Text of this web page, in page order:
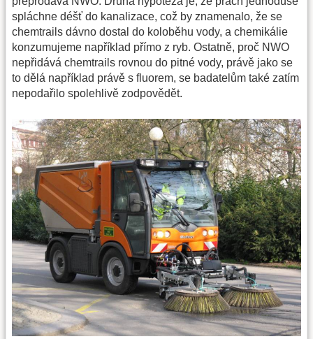
spláchne déšť do kanalizace, což by znamenalo, že se
chemtrails dávno dostal do koloběhu vody, a chemikálie
konzumujeme například přímo z ryb. Ostatně, proč NWO
nepřidává chemtrails rovnou do pitné vody, právě jako se
to dělá například právě s fluorem, se badatelům také zatím
nepodařilo spolehlivě zodpovědět.